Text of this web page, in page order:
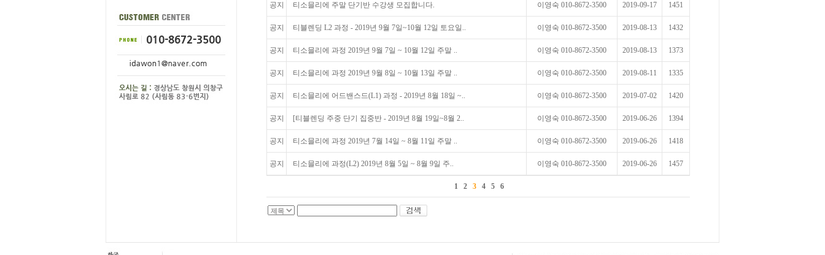
공지 티소믈리에 주말 단기반 수강생 모집합니다. 이영숙 010-8672-3500 2019-09-17 1451
공지 티블렌딩 L2 과정 - 2019년 9월 7일~10월 12일 토요일.. 이영숙 010-8672-3500 2019-08-13 1432
공지 티소믈리에 과정 2019년 9월 7일 ~ 10월 12일 주말 .. 이영숙 010-8672-3500 2019-08-13 1373
공지 티소믈리에 과정 2019년 9월 8일 ~ 10월 13일 주말 .. 이영숙 010-8672-3500 2019-08-11 1335
공지 티소믈리에 어드밴스드(L1) 과정 - 2019년 8월 18일 ~.. 이영숙 010-8672-3500 2019-07-02 1420
공지 [티블렌딩 주중 단기 집중반 - 2019년 8월 19일~8월 2.. 이영숙 010-8672-3500 2019-06-26 1394
공지 티소믈리에 과정 2019년 7월 14일 ~ 8월 11일 주말 .. 이영숙 010-8672-3500 2019-06-26 1418
공지 티소믈리에 과정(L2) 2019년 8월 5일 ~ 8월 9일 주.. 이영숙 010-8672-3500 2019-06-26 1457
1 2 3 4 5 6